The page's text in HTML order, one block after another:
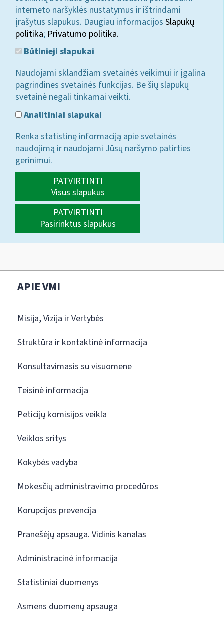
interneto naršyklės nustatymus ir ištrindami
įrašytus slapukus. Daugiau informacijos Slapukų
politika; Privatumo politika.
Būtinieji slapukai
Naudojami sklandžiam svetainės veikimui ir įgalina
pagrindines svetainės funkcijas. Be šių slapukų
svetainė negali tinkamai veikti.
Analitiniai slapukai
Renka statistinę informaciją apie svetainės
naudojimą ir naudojami Jūsų naršymo patirties
gerinimui.
PATVIRTINTI
Visus slapukus
PATVIRTINTI
Pasirinktus slapukus
APIE VMI
Misija, Vizija ir Vertybės
Struktūra ir kontaktinė informacija
Konsultavimasis su visuomene
Teisinė informacija
Peticijų komisijos veikla
Veiklos sritys
Kokybės vadyba
Mokesčių administravimo procedūros
Korupcijos prevencija
Pranešėjų apsauga. Vidinis kanalas
Administracinė informacija
Statistiniai duomenys
Asmens duomenų apsauga